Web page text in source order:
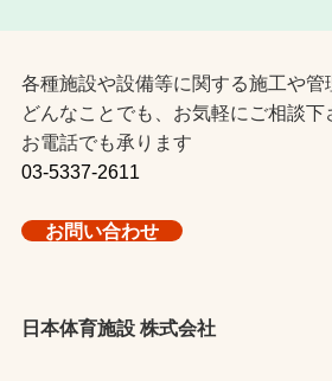
各種施設や設備等に関する施工や管
どんなことでも、お気軽にご相談下
お電話でも承ります
03-5337-2611
お問い合わせ
日本体育施設 株式会社